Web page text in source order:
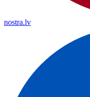
nostra.lv